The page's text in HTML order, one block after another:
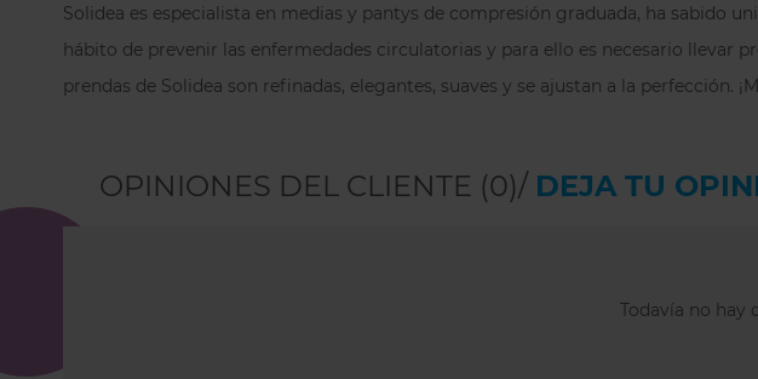
Solidea es especialista en medias y pantys de compresión graduada, ha sabido
hábito de prevenir las enfermedades circulatorias y para ello es necesario llevar
prendas de Solidea son refinadas, elegantes, suaves y se ajustan a la perfección.
OPINIONES DEL CLIENTE (0)/ DEJA TU
Todavía no hay